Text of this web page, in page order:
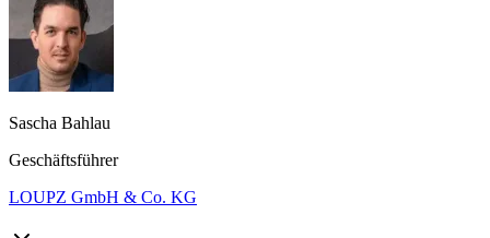
Sascha Bahlau
Geschäftsführer
LOUPZ GmbH & Co. KG